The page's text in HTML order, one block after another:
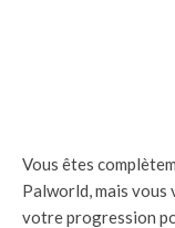
Vous êtes
Palworld, mais vous
votre progression